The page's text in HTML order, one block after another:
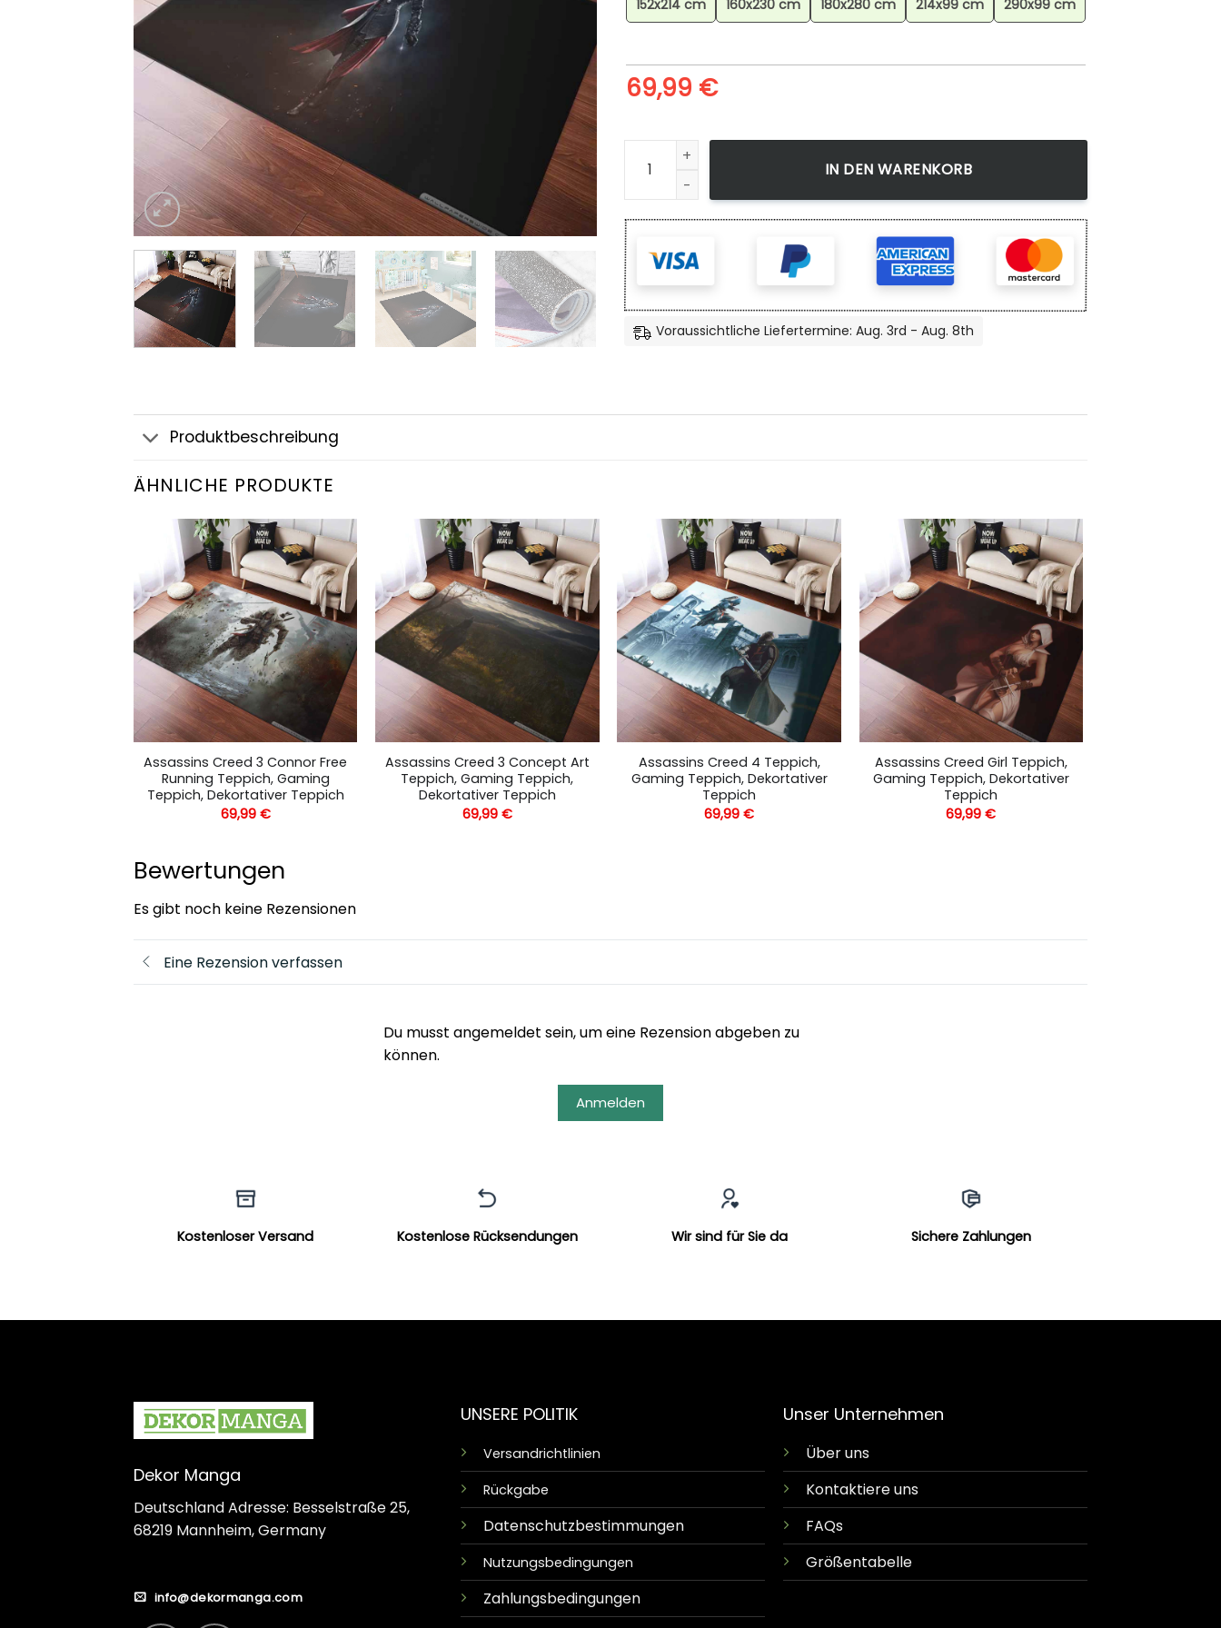
152x214 cm 160x230 cm 180x280 cm 214x99 cm 290x99 cm
69,99 €
Evie Frye Assassins Creed Syndicate Teppich, Gaming Teppich, Dekortativer Teppich
IN DEN WARENKORB
Voraussichtliche Liefertermine: Aug. 3rd - Aug. 8th
Produktbeschreibung
ÄHNLICHE PRODUKTE
Assassins Creed 3 Connor Free
Running Teppich, Gaming
Teppich, Dekortativer Teppich
69,99 €
Assassins Creed 3 Concept Art
Teppich, Gaming Teppich,
Dekortativer Teppich
69,99 €
Assassins Creed 4 Teppich,
Gaming Teppich, Dekortativer
Teppich
69,99€
Assassins Creed Girl Teppich,
Gaming Teppich, Dekortativer
Teppich
69,99€
Bewertungen
Es gibt noch keine Rezensionen
Eine Rezension verfassen
Du musst angemeldet sein, um eine Rezension abgeben zu
können.
Anmelden
Kostenloser Versand Kostenlose Rücksendungen Wir sind für Sie da Sichere Zahlungen
Dekor Manga
Deutschland Adresse: Besselstraße 25,
68219 Mannheim, Germany
info@dekormanga.com
UNSERE POLITIK
Versandrichtlinien
Rückgabe
Datenschutzbestimmungen
Nutzungsbedingungen
Zahlungsbedingungen
Unser Unternehmen
Über uns
Kontaktiere uns
FAQs
Größentabelle